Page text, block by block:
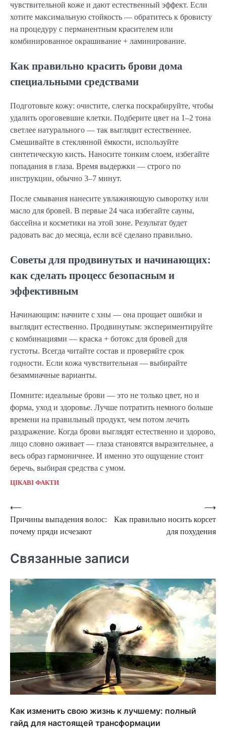
чувствительной коже и дают естественный эффект. Если
хотите максимальную стойкость — обратитесь к бровисту
на процедуру с перманентным красителем или
комбинированное окрашивание + ламинирование.
Как правильно красить брови дома
специальными средствами
Подготовьте кожу: очистите, слегка поскрабируйте, чтобы
удалить ороговевшие клетки. Подберите цвет на 1–2 тона
светлее натурального — так выглядит естественнее.
Смешивайте в стеклянной ёмкости, используйте
синтетическую кисть. Наносите тонким слоем, избегайте
попадания в глаза. Время выдержки — строго по
инструкции, обычно 3–7 минут.
После смывания нанесите увлажняющую сыворотку или
масло для бровей. В первые 24 часа избегайте сауны,
бассейна и косметики на этой зоне. Результат будет
радовать вас до месяца, если всё сделано правильно.
Советы для продвинутых и начинающих:
как сделать процесс безопасным и
эффективным
Начинающим: начните с хны — она прощает ошибки и
выглядит естественно. Продвинутым: экспериментируйте
с комбинациями — краска + ботокс для бровей для
густоты. Всегда читайте состав и проверяйте срок
годности. Если кожа чувствительная — выбирайте
безаммиачные варианты.
Помните: идеальные брови — это не только цвет, но и
форма, уход и здоровье. Лучше потратить немного больше
времени на правильный продукт, чем потом лечить
раздражение. Когда брови выглядят естественно и здорово,
лицо словно оживает — глаза становятся выразительнее, а
весь образ гармоничнее. И именно это ощущение стоит
беречь, выбирая средства с умом.
ЦІКАВІ ФАКТИ
Навигация
по
⟵
Причины выпадения волос:
почему пряди исчезают
Как правильно носить корсет
для похудения
⟶
Связанные записи
Как изменить свою жизнь к лучшему: полный
гайд для настоящей трансформации